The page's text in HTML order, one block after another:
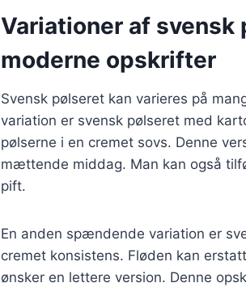
Variationer af svensk
moderne opskrifter
Svensk pølseret kan varieres på
variation er svensk pølseret med
pølserne i en cremet sovs. Denne
mættende middag. Man kan også
pift.
En anden spændende variation er
cremet konsistens. Fløden kan
ønsker en lettere version. Denne